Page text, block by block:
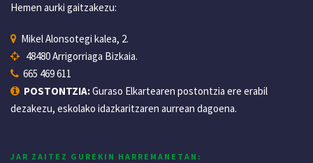
Hemen aurki gaitzakezu:
Mikel Alonsotegi kalea, 2.
48480 Arrigorriaga Bizkaia.
665 469 611
POSTONTZIA:Guraso Elkartearen postontzia ere erabil
dezakezu, eskolako idazkaritzaren aurrean dagoena.
JAR ZAITEZ GUREKIN HARREMANETAN: